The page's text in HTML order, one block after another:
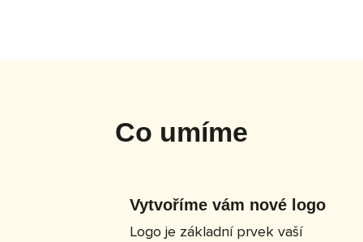
Co umíme
Vytvoříme vám nové logo
Logo je základní prvek vaší